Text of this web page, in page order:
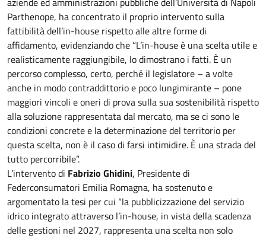
Parthenope, ha concentrato il proprio intervento sulla
fattibilità dell’in-house rispetto alle altre forme di
affidamento, evidenziando che “L’in-house è una scelta utile e
realisticamente raggiungibile, lo dimostrano i fatti. È un
percorso complesso, certo, perché il legislatore – a volte
anche in modo contraddittorio e poco lungimirante – pone
maggiori vincoli e oneri di prova sulla sua sostenibilità rispetto
alla soluzione rappresentata dal mercato, ma se ci sono le
condizioni concrete e la determinazione del territorio per
questa scelta, non è il caso di farsi intimidire. È una strada del
tutto percorribile”.
L’intervento di Fabrizio Ghidini, Presidente di
Federconsumatori Emilia Romagna, ha sostenuto e
argomentato la tesi per cui “la pubblicizzazione del servizio
idrico integrato attraverso l’in-house, in vista della scadenza
delle gestioni nel 2027, rappresenta una scelta non solo